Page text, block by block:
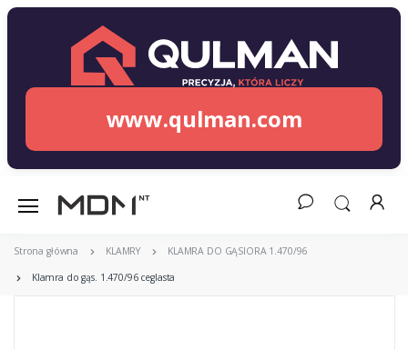
www.qulman.com
Strona główna KLAMRY KLAMRA DO GĄSIORA 1.470/96
Klamra do gąs. 1.470/96 ceglasta